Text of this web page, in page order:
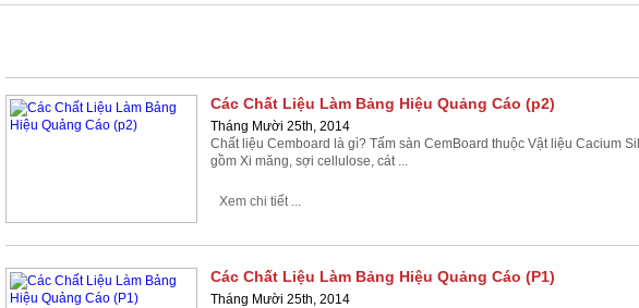
Các Chất Liệu Làm Bảng Hiệu Quảng Cáo (p2)
Tháng Mười 25th, 2014
Chất liệu Cemboard là gì? Tấm sàn CemBoard thuộc Vật liệu Cacium
gồm Xi măng, sợi cellulose, cát ...
Xem chi tiết ...
Các Chất Liệu Làm Bảng Hiệu Quảng Cáo (P1)
Tháng Mười 25th, 2014